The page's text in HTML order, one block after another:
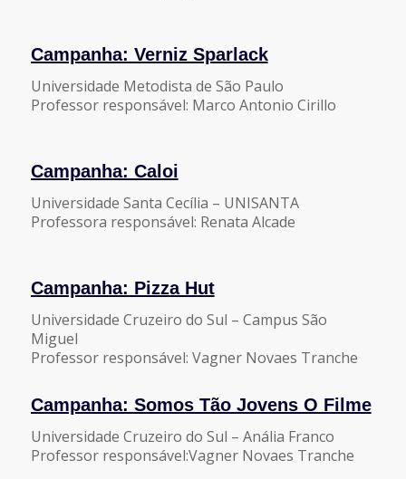
Campanha: Verniz Sparlack
Universidade Metodista de São Paulo
Professor responsável: Marco Antonio Cirillo
Campanha: Caloi
Universidade Santa Cecília – UNISANTA
Professora responsável: Renata Alcade
Campanha: Pizza Hut
Universidade Cruzeiro do Sul – Campus São
Miguel
Professor responsável: Vagner Novaes Tranche
Campanha: Somos Tão Jovens O Filme
Universidade Cruzeiro do Sul – Anália Franco
Professor responsável:Vagner Novaes Tranche